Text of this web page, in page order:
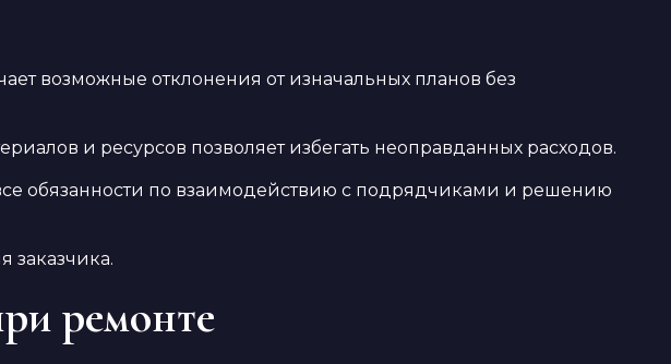
возможные отклонения от изначальных планов без
и ресурсов позволяет избегать неоправданных расходов.
обязанности по взаимодействию с подрядчиками и решению
заказчика.
ремонте